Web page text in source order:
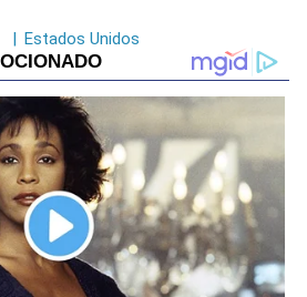
| Estados Unidos